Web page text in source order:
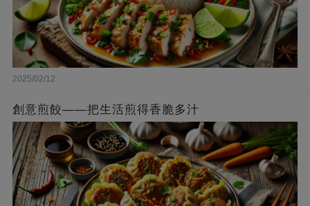
2025/02/12
創意煎餃——把生活煎得香脆多汁